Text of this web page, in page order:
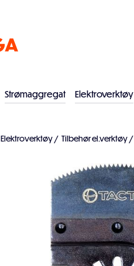
Strømaggregat Elektroverktøy
Elektroverktøy / Tilbehør el.verktøy /